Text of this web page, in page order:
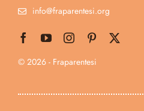
info@fraparentesi.org
© 2026 - Fraparentesi